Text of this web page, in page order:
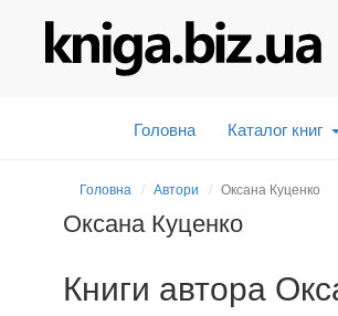
Головна Каталог книг
Головна Автори Оксана Куценко
Оксана Куценко
Книги автора